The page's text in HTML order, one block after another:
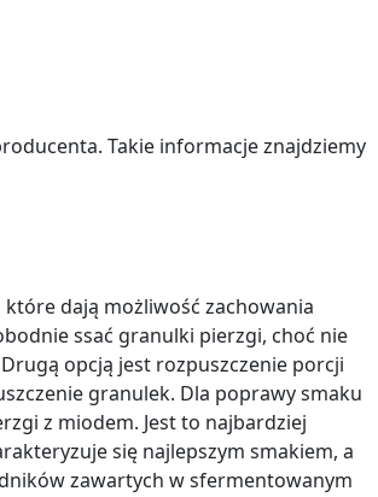
Takie informacje znajdziemy
dają możliwość zachowania
ssać granulki pierzgi, choć nie
opcją jest rozpuszczenie porcji
granulek. Dla poprawy smaku
z miodem. Jest to najbardziej
się najlepszym smakiem, a
zawartych w sfermentowanym